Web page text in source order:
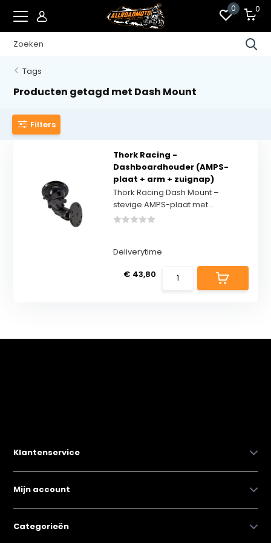
0 0
Tags
Producten getagd met Dash Mount
Filters
Thork Racing -
Dashboardhouder (AMPS-
plaat + arm + zuignap)
Thork Racing Dash Mount –
stevige AMPS-plaat met...
Deliverytime
€ 43,80
Klantenservice
Mijn account
Categorieën